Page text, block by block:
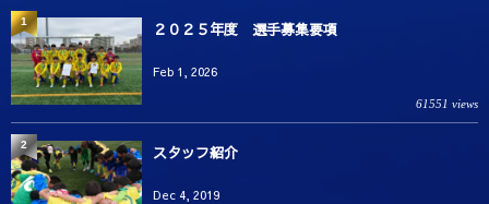
２０２５年度 選手募集要項
Feb 1, 2026
61551 views
1
スタッフ紹介
Dec 4, 2019
2